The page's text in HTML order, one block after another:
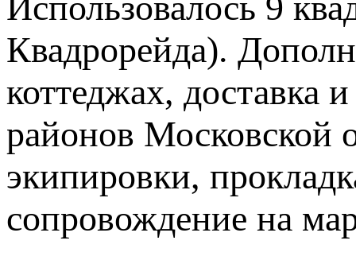
Квадрорейда).
коттеджах, доставка
районов Московской
экипировки,
сопровождение на